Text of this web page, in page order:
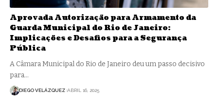
Aprovada Autorização para Armamento da
Guarda Municipal do Rio de Janeiro:
Implicações e Desafios para a Segurança
Pública
A Câmara Municipal do Rio de Janeiro deu um passo decisivo
para…
DIEGO VELÁZQUEZ ABRIL 16, 2025